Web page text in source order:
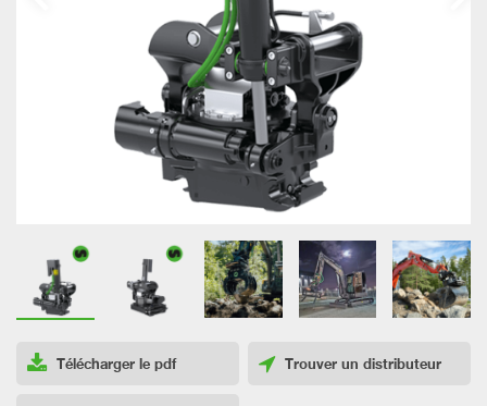
Télécharger le pdf Trouver un distributeur